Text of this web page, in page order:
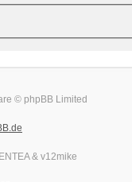
© phpBB Limited
& v12mike